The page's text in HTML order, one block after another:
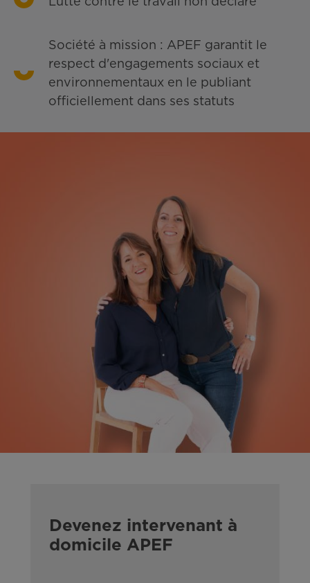
Société à mission : APEF garantit le
respect d'engagements sociaux et
environnementaux en le publiant
officiellement dans ses statuts
Devenez intervenant à
domicile APEF